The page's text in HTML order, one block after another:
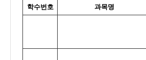
학수번호 과목명